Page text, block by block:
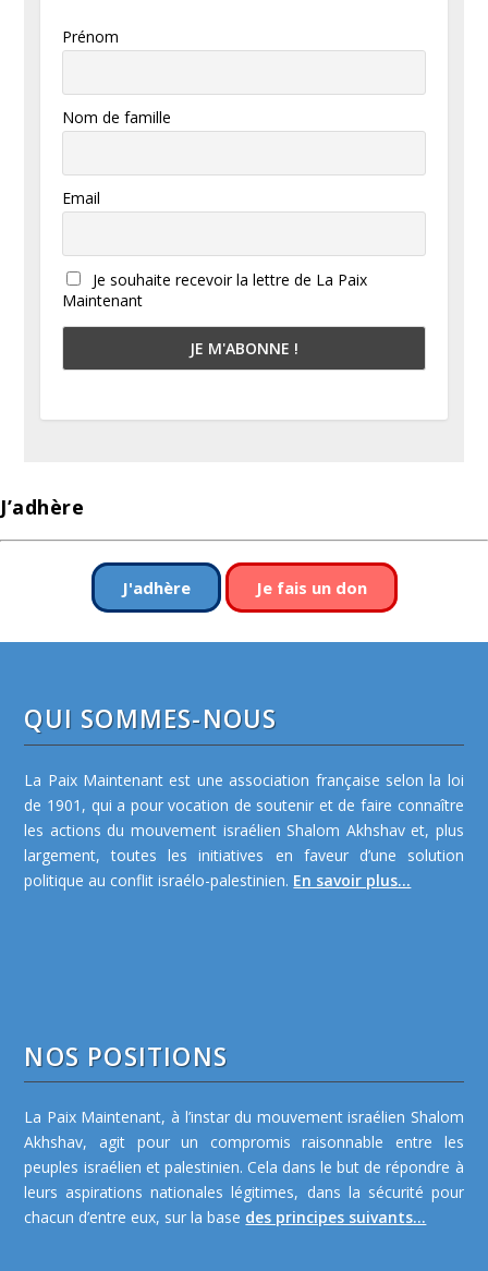
Prénom
Nom de famille
Email
Je souhaite recevoir la lettre de La Paix
Maintenant
J’adhère
J'adhère Je fais un don
QUI SOMMES-NOUS
La Paix Maintenant est une association française selon la loi
de 1901, qui a pour vocation de soutenir et de faire connaître
les actions du mouvement israélien Shalom Akhshav et, plus
largement, toutes les initiatives en faveur d’une solution
politique au conflit israélo-palestinien. En savoir plus...
NOS POSITIONS
La Paix Maintenant, à l’instar du mouvement israélien Shalom
Akhshav, agit pour un compromis raisonnable entre les
peuples israélien et palestinien. Cela dans le but de répondre à
leurs aspirations nationales légitimes, dans la sécurité pour
chacun d’entre eux, sur la base des principes suivants...